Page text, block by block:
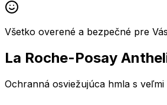
Všetko overené a bezpečné pre Vás
La Roche-Posay
Ochranná osviežujúca hmla s